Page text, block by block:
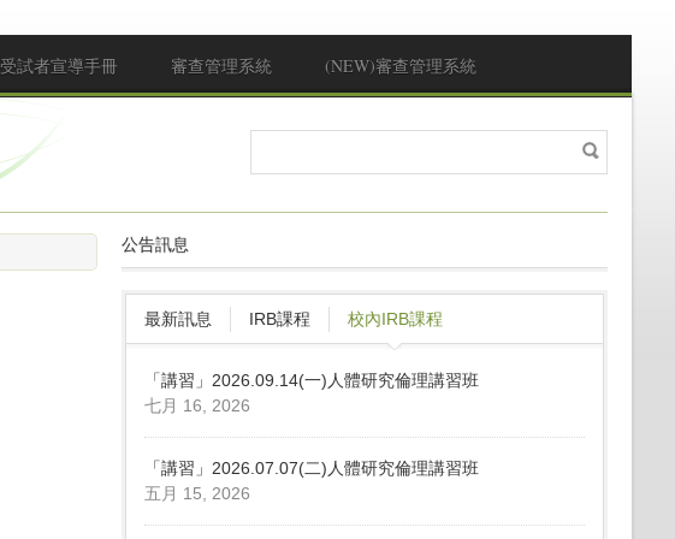
受試者宣導手冊 審查管理系統 (NEW)審查管理系統
搜尋表單
搜
尋
公告訊息
最新訊息 IRB課程 校內IRB課程
「講習」2026.09.14(一)人體研究倫理講習班
七月 16, 2026
「講習」2026.07.07(二)人體研究倫理講習班
五月 15, 2026